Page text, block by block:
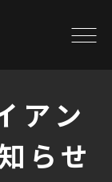
アン
らせ